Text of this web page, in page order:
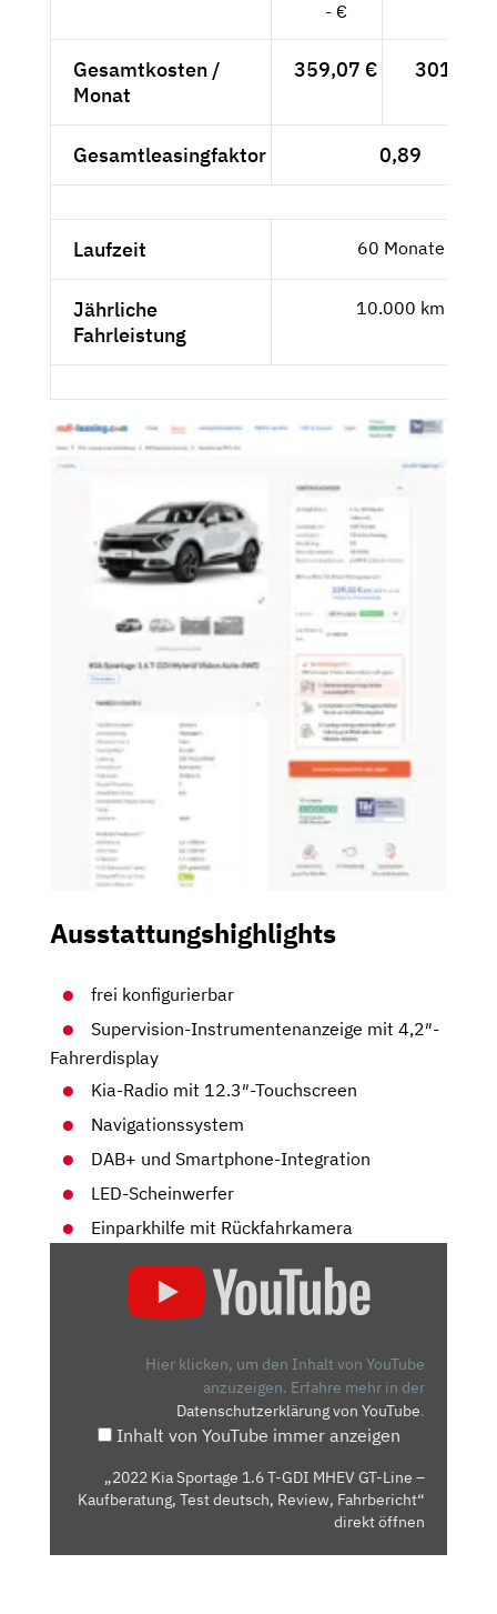
- €
Gesamtkosten /
Monat
359,07 € 301,74 €
Gesamtleasingfaktor 0,89
Laufzeit 60 Monate
Jährliche
Fahrleistung
10.000 km
Ausstattungshighlights
frei konfigurierbar
Supervision-Instrumentenanzeige mit 4,2″-
Fahrerdisplay
Kia-Radio mit 12.3″-Touchscreen
Navigationssystem
DAB+ und Smartphone-Integration
LED-Scheinwerfer
Einparkhilfe mit Rückfahrkamera
SPORTAGE
Hier klicken, um den Inhalt von YouTube
anzuzeigen. Erfahre mehr in der
Datenschutzerklärung von YouTube.
Inhalt von YouTube immer anzeigen
„2022 Kia Sportage 1.6 T-GDI MHEV GT-Line –
Kaufberatung, Test deutsch, Review, Fahrbericht“
direkt öffnen